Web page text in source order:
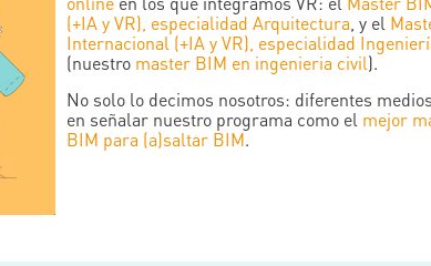
(+IA y VR), especialidad Arquitectura , y el
Internacional (+IA y VR), especialidad
(nuestro master BIM en ingenieria civil).
No solo lo decimos nosotros: diferentes
en señalar nuestro programa como el mejor
BIM para (a)saltar BIM.